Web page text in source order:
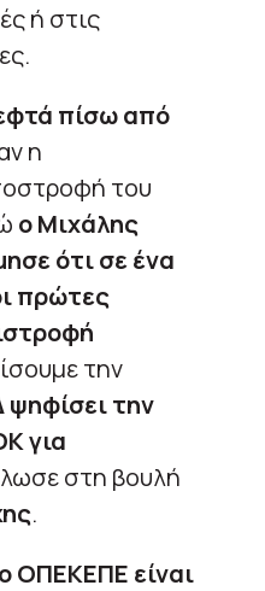
ή στις
πίσω από
η
του
ο Μιχάλης
ότι σε ένα
πρώτες
την
ψηφίσει την
για
στη βουλή
.
ΟΠΕΚΕΠΕ είναι